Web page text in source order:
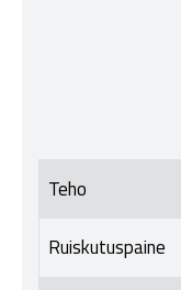
Teho
Ruiskutuspaine